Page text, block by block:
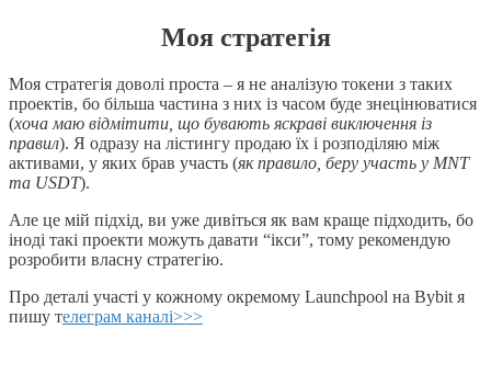
Моя стратегія
Моя стратегія доволі проста – я не аналізую токени з таких
проектів, бо більша частина з них із часом буде знецінюватися
(хоча маю відмітити, що бувають яскраві виключення із
правил). Я одразу на лістингу продаю їх і розподіляю між
активами, у яких брав участь (як правило, беру участь у MNT
та USDT).
Але це мій підхід, ви уже дивіться як вам краще підходить, бо
іноді такі проекти можуть давати “ікси”, тому рекомендую
розробити власну стратегію.
Про деталі участі у кожному окремому Launchpool на Bybit я
пишу телеграм каналі>>>